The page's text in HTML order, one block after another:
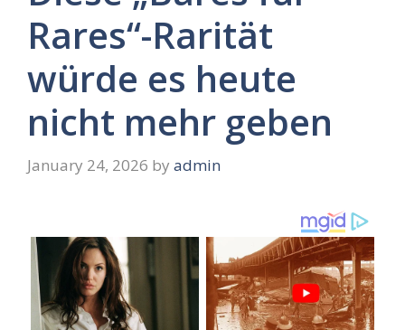
Rares“-Rarität
würde es heute
nicht mehr geben
January 24, 2026 by admin